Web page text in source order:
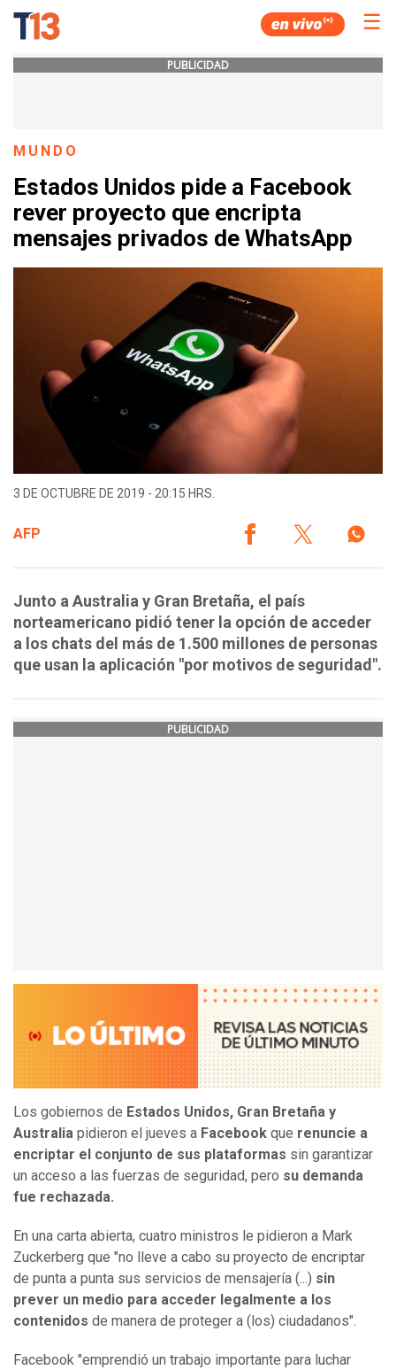
☰
PUBLICIDAD
MUNDO
Estados Unidos pide a Facebook
rever proyecto que encripta
mensajes privados de WhatsApp
3 DE OCTUBRE DE 2019 - 20:15 HRS.
AFP
Junto a Australia y Gran Bretaña, el país
norteamericano pidió tener la opción de acceder
a los chats del más de 1.500 millones de personas
que usan la aplicación "por motivos de seguridad".
PUBLICIDAD
Los gobiernos de Estados Unidos, Gran Bretaña y
Australia pidieron el jueves a Facebook que renuncie a
encriptar el conjunto de sus plataformas sin garantizar
un acceso a las fuerzas de seguridad, pero su demanda
fue rechazada.
En una carta abierta, cuatro ministros le pidieron a Mark
Zuckerberg que "no lleve a cabo su proyecto de encriptar
de punta a punta sus servicios de mensajería (...) sin
prever un medio para acceder legalmente a los
contenidos de manera de proteger a (los) ciudadanos".
Facebook "emprendió un trabajo importante para luchar